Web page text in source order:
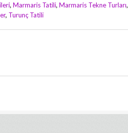
, Marmaris Tatili, Marmaris Tekne Turları,
, Turunç Tatili